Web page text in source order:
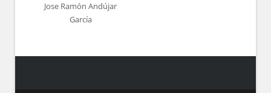
Jose Ramón Andújar
García